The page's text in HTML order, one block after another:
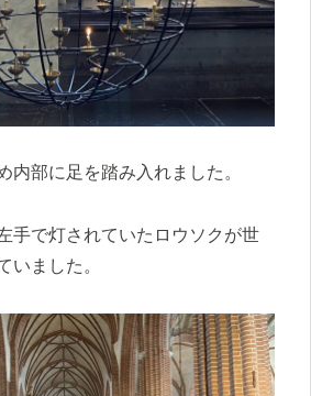
内部に足を踏み入れました。
手で灯されていたロウソクが世
いました。